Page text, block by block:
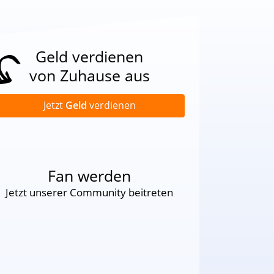
Geld verdienen
von Zuhause aus
Jetzt Geld verdienen
Fan werden
Jetzt unserer Community beitreten